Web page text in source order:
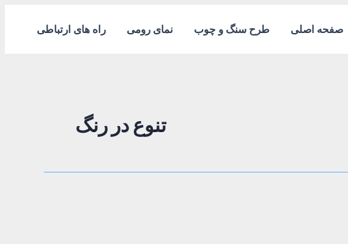
صفحه اصلی طرح سنگ و چوب نمای رومی راه های ارتباطی
تنوع در رنگ